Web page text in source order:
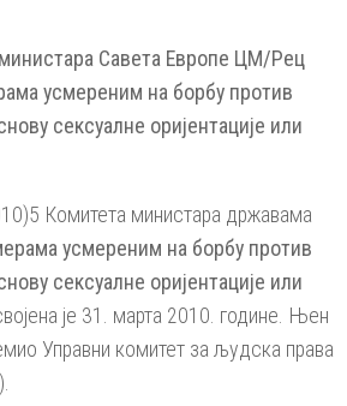
Савета Европе ЦМ/Рец
усмереним на борбу против
сексуалне оријентације или
Комитета министара државама
усмереним на борбу против
сексуалне оријентације или
је 31. марта 2010. године. Њен
Управни комитет за људска права